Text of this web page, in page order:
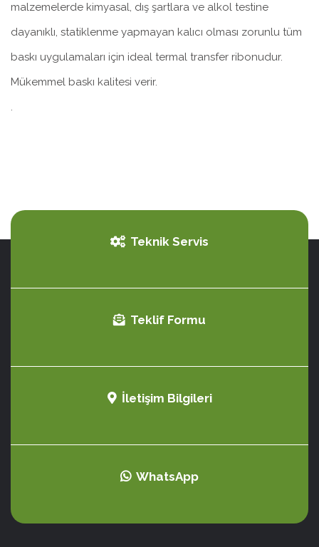
malzemelerde kimyasal, dış şartlara ve alkol testine
dayanıklı, statiklenme yapmayan kalıcı olması zorunlu tüm
baskı uygulamaları için ideal termal transfer ribonudur.
Mükemmel baskı kalitesi verir.
.
Teknik Servis
Teklif Formu
İletişim Bilgileri
WhatsApp